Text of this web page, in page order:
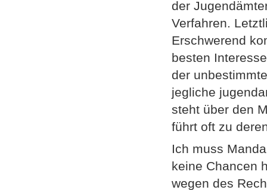
der
Verfahren.
Erschwerend
besten
der
jegliche
steht über den
führt oft zu
Ich muss
keine Chancen
wegen des